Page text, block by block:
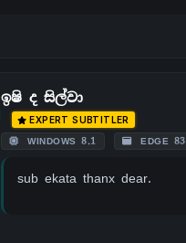
ඉෂි ද සිල්වා
EXPERT SUBTITLER
WINDOWS 8.1 EDGE 83
sub ekata thanx dear.